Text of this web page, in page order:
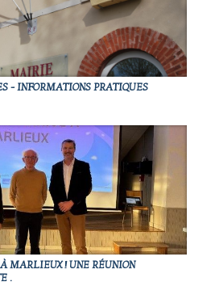
- INFORMATIONS PRATIQUES
MARLIEUX ! UNE RÉUNION
.